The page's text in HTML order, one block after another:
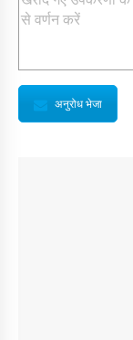
अनुरोध भेजा